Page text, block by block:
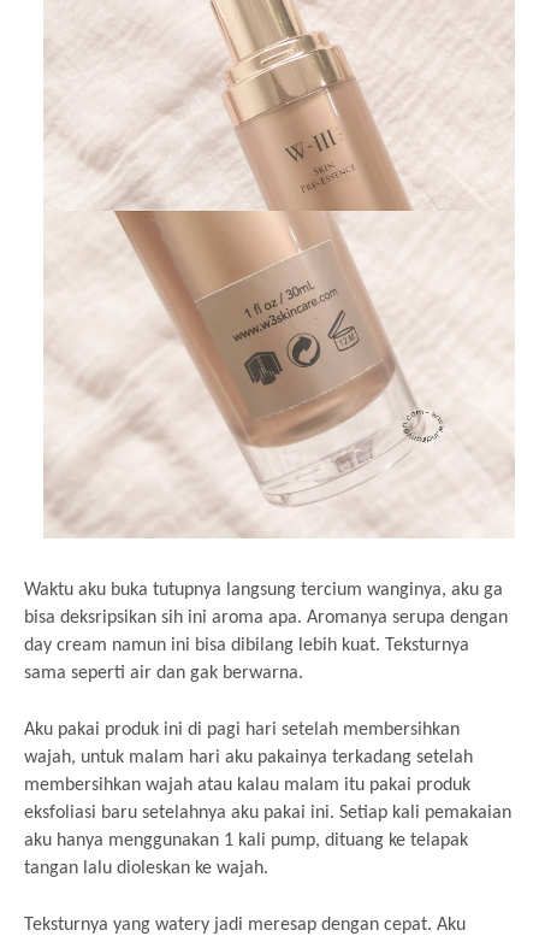
Waktu aku buka tutupnya langsung tercium wanginya, aku ga
bisa deksripsikan sih ini aroma apa. Aromanya serupa dengan
day cream namun ini bisa dibilang lebih kuat. Teksturnya
sama seperti air dan gak berwarna.
Aku pakai produk ini di pagi hari setelah membersihkan
wajah, untuk malam hari aku pakainya terkadang setelah
membersihkan wajah atau kalau malam itu pakai produk
eksfoliasi baru setelahnya aku pakai ini. Setiap kali pemakaian
aku hanya menggunakan 1 kali pump, dituang ke telapak
tangan lalu dioleskan ke wajah.
Teksturnya yang watery jadi meresap dengan cepat. Aku